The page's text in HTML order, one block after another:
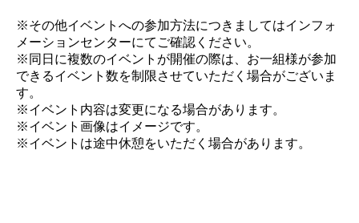
※その他イベントへの参加方法につきましてはインフォ
メーションセンターにてご確認ください。
※同日に複数のイベントが開催の際は、お一組様が参加
できるイベント数を制限させていただく場合がございま
す。
※イベント内容は変更になる場合があります。
※イベント画像はイメージです。
※イベントは途中休憩をいただく場合があります。